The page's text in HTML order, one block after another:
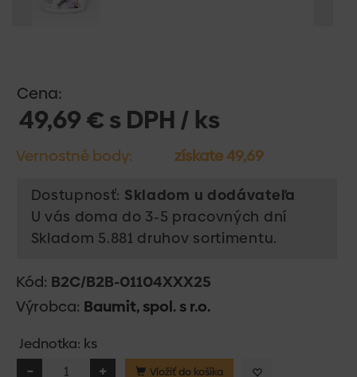
Cena:
49,69 € s DPH / ks
Vernostné body: získate 49,69
Dostupnosť: Skladom u dodávateľa
U vás doma do 3-5 pracovných dní
Skladom 5.881 druhov sortimentu.
Kód: B2C/B2B-01104XXX25
Výrobca: Baumit, spol. s r.o.
Jednotka: ks
Vložiť do košíka